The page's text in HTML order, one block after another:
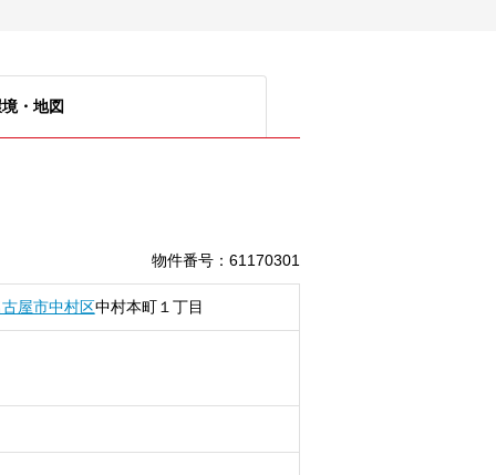
・地図
物件番号 ： 61170301
屋市中村区中村本町１丁目